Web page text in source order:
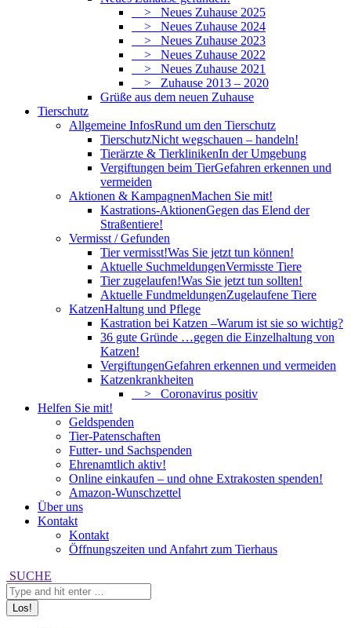
> Neues Zuhause 2025
> Neues Zuhause 2024
> Neues Zuhause 2023
> Neues Zuhause 2022
> Neues Zuhause 2021
> Zuhause 2013 – 2020
Grüße aus dem neuen Zuhause
Tierschutz
Allgemeine InfosRund um den Tierschutz
TierschutzNicht wegschauen – handeln!
Tierärzte & TierklinikenIn der Umgebung
Vergiftungen beim TierGefahren erkennen und
vermeiden
Aktionen & KampagnenMachen Sie mit!
Kastrations-AktionenGegen das Elend der
Straßentiere!
Vermisst / Gefunden
Tier vermisst!Was Sie jetzt tun können!
Aktuelle SuchmeldungenVermisste Tiere
Tier zugelaufen!Was Sie jetzt tun sollten!
Aktuelle FundmeldungenZugelaufene Tiere
KatzenHaltung und Pflege
Kastration bei Katzen –Warum ist sie so wichtig?
36 gute Gründe …gegen die Einzelhaltung von
Katzen!
VergiftungenGefahren erkennen und vermeiden
Katzenkrankheiten
> Coronavirus positiv
Helfen Sie mit!
Geldspenden
Tier-Patenschaften
Futter- und Sachspenden
Ehrenamtlich aktiv!
Online einkaufen – und ohne Extrakosten spenden!
Amazon-Wunschzettel
Über uns
Kontakt
Kontakt
Öffnungszeiten und Anfahrt zum Tierhaus
Search:
SUCHE